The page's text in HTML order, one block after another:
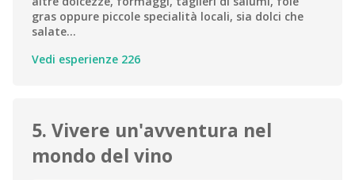
gras oppure piccole specialità locali, sia dolci che
salate…
Vedi esperienze 226
5. Vivere un'avventura nel
mondo del vino